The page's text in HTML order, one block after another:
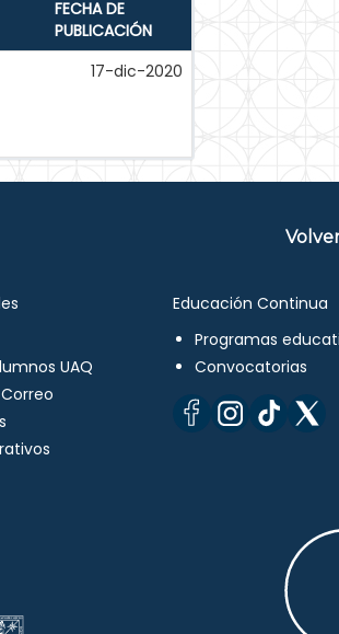
FECHA DE
PUBLICACIÓN
17-dic-2020
UAQ
Educación Continua
Programas
Convocatorias